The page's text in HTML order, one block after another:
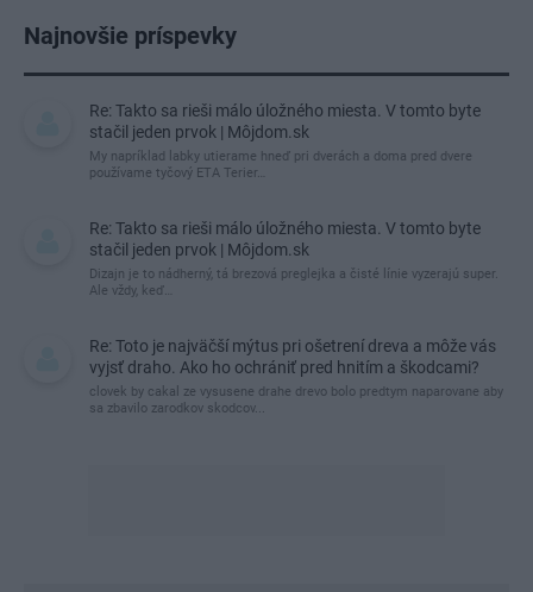
Najnovšie príspevky
Re: Takto sa rieši málo úložného miesta. V tomto byte
stačil jeden prvok | Môjdom.sk
My napríklad labky utierame hneď pri dverách a doma pred dvere
používame tyčový ETA Terier…
Re: Takto sa rieši málo úložného miesta. V tomto byte
stačil jeden prvok | Môjdom.sk
Dizajn je to nádherný, tá brezová preglejka a čisté línie vyzerajú super.
Ale vždy, keď…
Re: Toto je najväčší mýtus pri ošetrení dreva a môže vás
vyjsť draho. Ako ho ochrániť pred hnitím a škodcami?
clovek by cakal ze vysusene drahe drevo bolo predtym naparovane aby
sa zbavilo zarodkov skodcov...